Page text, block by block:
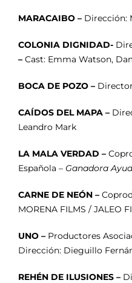
MARACAIBO – Dirección:
COLONIA DIGNIDAD-
– Cast: Emma Watson,
BOCA DE POZO –
CAÍDOS DEL MAPA –
Leandro Mark
LA MALA VERDAD –
Española – Ganadora
CARNE DE NEÓN –
MORENA FILMS / JALEO
UNO– Productores
Dirección: Dieguillo
REHÉN DE ILUSIONES–